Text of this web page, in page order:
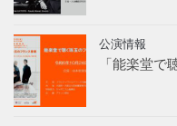
公演情報
「能楽堂で